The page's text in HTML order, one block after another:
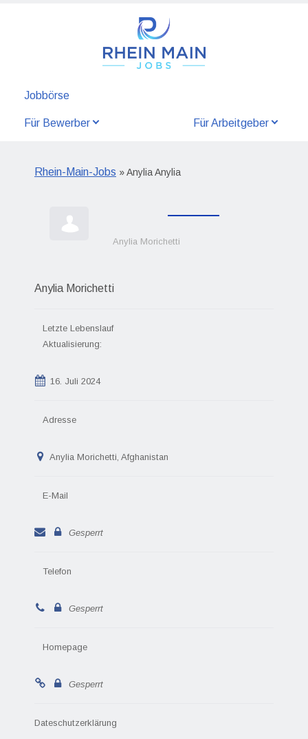
Jobbörse
Für Bewerber Für Arbeitgeber
Rhein-Main-Jobs » Anylia Anylia
Anylia Morichetti
Anylia Morichetti
Letzte Lebenslauf
Aktualisierung:
16. Juli 2024
Adresse
Anylia Morichetti, Afghanistan
E-Mail
Gesperrt
Telefon
Gesperrt
Homepage
Gesperrt
Dateschutzerklärung